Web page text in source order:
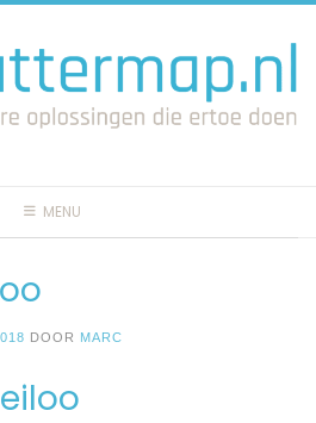
MENU
DOOR MARC